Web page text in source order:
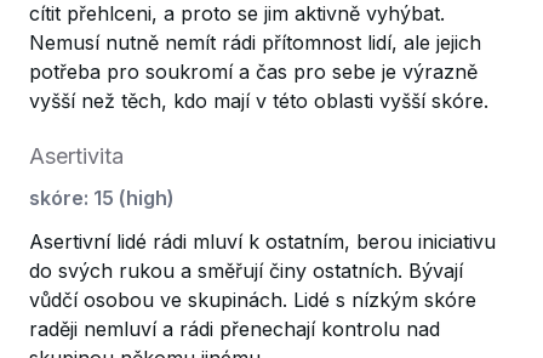
cítit přehlceni, a proto se jim aktivně vyhýbat.
Nemusí nutně nemít rádi přítomnost lidí, ale jejich
potřeba pro soukromí a čas pro sebe je výrazně
vyšší než těch, kdo mají v této oblasti vyšší skóre.
Asertivita
skóre: 15 (high)
Asertivní lidé rádi mluví k ostatním, berou iniciativu
do svých rukou a směřují činy ostatních. Bývají
vůdčí osobou ve skupinách. Lidé s nízkým skóre
raději nemluví a rádi přenechají kontrolu nad